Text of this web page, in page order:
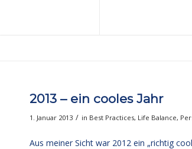
2013 – ein cooles Jahr
1. Januar 2013 / in Best Practices, Life Balance,
Aus meiner Sicht war 2012 ein „richtig